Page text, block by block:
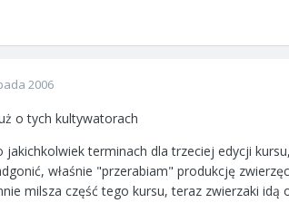
2006
o tych kultywatorach
jakichkolwiek terminach dla trzeciej edycji
właśnie "przerabiam" produkcję
milsza część tego kursu, teraz zwierzaki idą